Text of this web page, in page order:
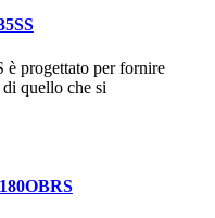
progettato per fornire
quello che si